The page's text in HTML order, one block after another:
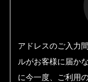
アドレスのご入力
ルがお客様に届か
に今一度、ご利用